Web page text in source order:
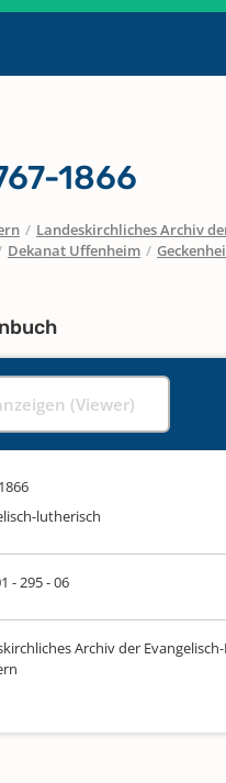
1866
/ Landeskirchliches Archiv
Dekanat Uffenheim /
(Viewer)
lutherisch
- 295 - 06
Archiv der